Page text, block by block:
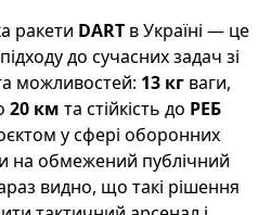
ракети DART в Україні — це
до сучасних задач зі
можливостей: 13 кг ваги,
20 км та стійкість до РЕБ
у сфері оборонних
на обмежений публічний
видно, що такі рішення